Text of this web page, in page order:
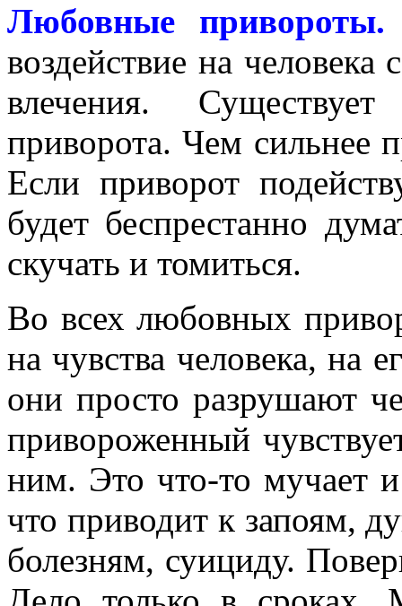
Любовные привороты.
воздействие на
влечения.
приворота. Чем сильнее
Если приворот
будет беспрестанно
скучать и томиться.
Во всех любовных
на чувства человека, на
они просто разрушают
привороженный
ним. Это что-то мучает
что приводит к запоям,
болезням, суициду.